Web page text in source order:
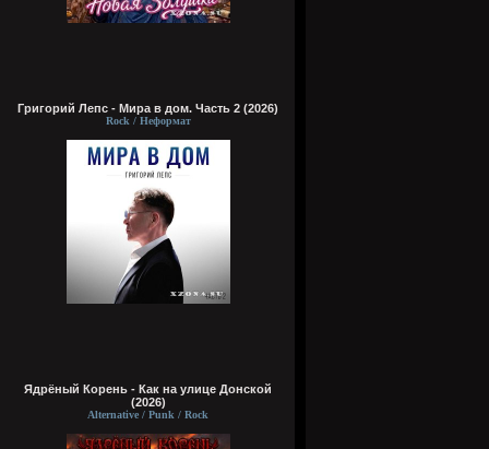
Григорий Лепс - Мира в дом. Часть 2 (2026)
Rock / Неформат
Ядрёный Корень - Как на улице Донской
(2026)
Alternative / Punk / Rock